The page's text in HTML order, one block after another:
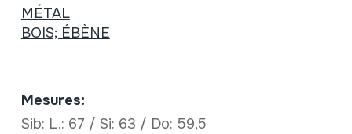
MÉTAL
BOIS; ÉBÈNE
Mesures:
Sib: L.: 67 / Si: 63 / Do: 59,5